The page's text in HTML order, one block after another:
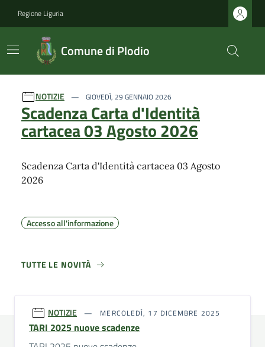
Regione Liguria
Comune di Plodio
Ultime notizie
NOTIZIE GIOVEDÌ, 29 GENNAIO 2026
Scadenza Carta d'Identità
cartacea 03 Agosto 2026
Scadenza Carta d'Identità cartacea 03 Agosto
2026
Accesso all'informazione
TUTTE LE NOVITÀ
NOTIZIE MERCOLEDÌ, 17 DICEMBRE 2025
TARI 2025 nuove scadenze